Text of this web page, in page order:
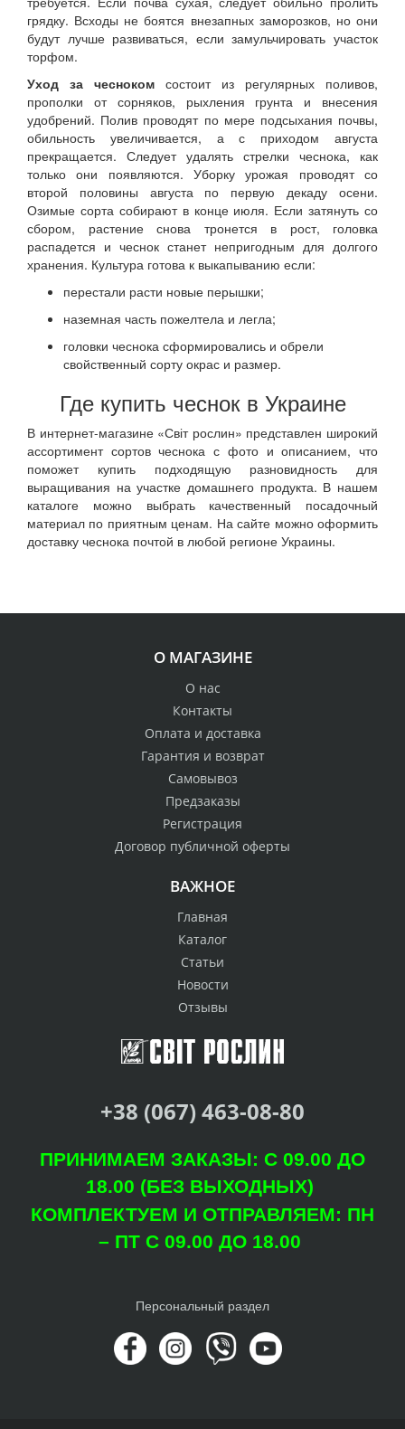
грядку. Всходы не боятся внезапных заморозков, но они
будут лучше развиваться, если замульчировать участок
торфом.
Уход за чесноком состоит из регулярных поливов,
прополки от сорняков, рыхления грунта и внесения
удобрений. Полив проводят по мере подсыхания почвы,
обильность увеличивается, а с приходом августа
прекращается. Следует удалять стрелки чеснока, как
только они появляются. Уборку урожая проводят со
второй половины августа по первую декаду осени.
Озимые сорта собирают в конце июля. Если затянуть со
сбором, растение снова тронется в рост, головка
распадется и чеснок станет непригодным для долгого
хранения. Культура готова к выкапыванию если:
перестали расти новые перышки;
наземная часть пожелтела и легла;
головки чеснока сформировались и обрели
свойственный сорту окрас и размер.
Где купить чеснок в Украине
В интернет-магазине «Світ рослин» представлен широкий
ассортимент сортов чеснока с фото и описанием, что
поможет купить подходящую разновидность для
выращивания на участке домашнего продукта. В нашем
каталоге можно выбрать качественный посадочный
материал по приятным ценам. На сайте можно оформить
доставку чеснока почтой в любой регионе Украины.
О МАГАЗИНЕ
О нас
Контакты
Оплата и доставка
Гарантия и возврат
Самовывоз
Предзаказы
Регистрация
Договор публичной оферты
ВАЖНОЕ
Главная
Каталог
Статьи
Новости
Отзывы
+38 (067) 463-08-80
ПРИНИМАЕМ ЗАКАЗЫ: С 09.00 ДО
18.00 (БЕЗ ВЫХОДНЫХ)
КОМПЛЕКТУЕМ И ОТПРАВЛЯЕМ: ПН
– ПТ С 09.00 ДО 18.00
Персональный раздел